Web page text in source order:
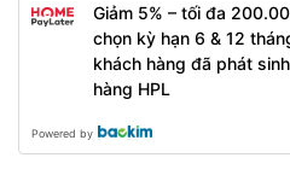
Giảm 5% – tối đa
chọn kỳ hạn 6 & 12
khách hàng đã phát
hàng HPL
Powered by